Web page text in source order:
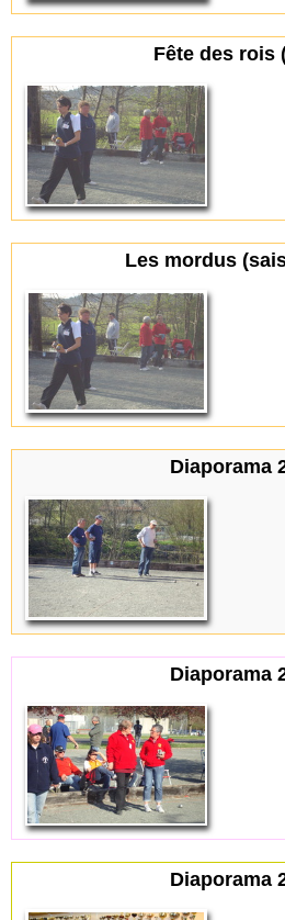
Fête des rois
Les mordus
Diaporama
Diaporama
Diaporama